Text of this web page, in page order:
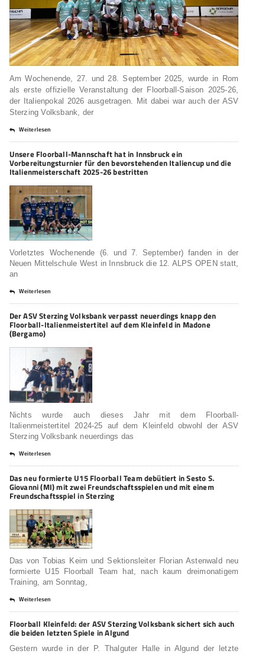
Am Wochenende, 27. und 28. September 2025, wurde in Rom
als erste offizielle Veranstaltung der Floorball-Saison 2025-26,
der Italienpokal 2026 ausgetragen. Mit dabei war auch der ASV
Sterzing Volksbank, der
Weiterlesen
Unsere Floorball-Mannschaft hat in Innsbruck ein
Vorbereitungsturnier für den bevorstehenden Italiencup und die
Italienmeisterschaft 2025-26 bestritten
Vorletztes Wochenende (6. und 7. September) fanden in der
Neuen Mittelschule West in Innsbruck die 12. ALPS OPEN statt,
an
Weiterlesen
Der ASV Sterzing Volksbank verpasst neuerdings knapp den
Floorball-Italienmeistertitel auf dem Kleinfeld in Madone
(Bergamo)
Nichts wurde auch dieses Jahr mit dem Floorball-
Italienmeistertitel 2024-25 auf dem Kleinfeld obwohl der ASV
Sterzing Volksbank neuerdings das
Weiterlesen
Das neu formierte U15 Floorball Team debütiert in Sesto S.
Giovanni (MI) mit zwei Freundschaftsspielen und mit einem
Freundschaftsspiel in Sterzing
Das von Tobias Keim und Sektionsleiter Florian Astenwald neu
formierte U15 Floorball Team hat, nach kaum dreimonatigem
Training, am Sonntag,
Weiterlesen
Floorball Kleinfeld: der ASV Sterzing Volksbank sichert sich auch
die beiden letzten Spiele in Algund
Gestern wurde in der P. Thalguter Halle in Algund der letzte